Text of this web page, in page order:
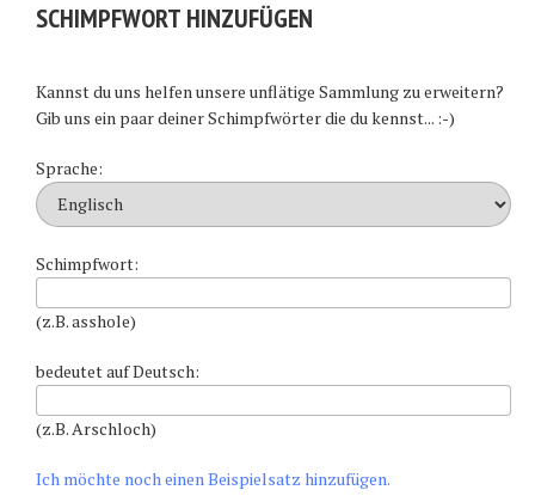
SCHIMPFWORT HINZUFÜGEN
Kannst du uns helfen unsere unflätige Sammlung zu erweitern?
Gib uns ein paar deiner Schimpfwörter die du kennst... :-)
Sprache:
Schimpfwort:
(z.B. asshole)
bedeutet auf Deutsch:
(z.B. Arschloch)
Ich möchte noch einen Beispielsatz hinzufügen.